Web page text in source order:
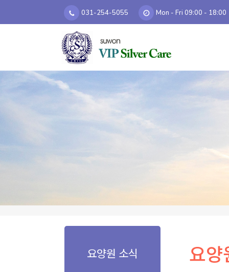
031-254-5055 Mon - Fri 09:00 - 18:00
요양원 소식 요양